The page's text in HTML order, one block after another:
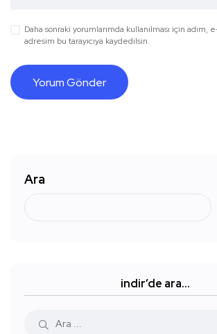
Daha sonraki yorumlarımda kullanılması için adım,
adresim bu tarayıcıya kaydedilsin.
Ara
indir’de ara…